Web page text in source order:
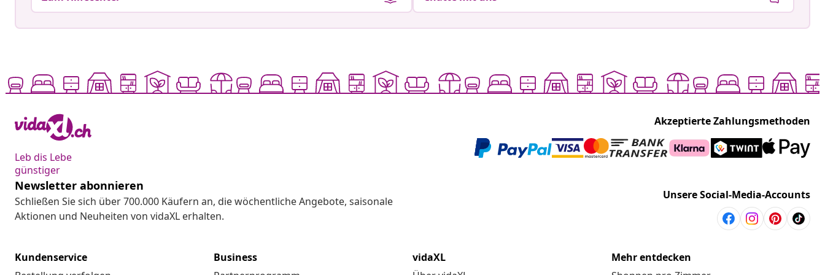
Leb dis Lebe
günstiger
Akzeptierte Zahlungsmethoden
Newsletter abonnieren
Schließen Sie sich über 700.000 Käufern an, die wöchentliche Angebote, saisonale
Aktionen und Neuheiten von vidaXL erhalten.
Unsere Social-Media-Accounts
Kundenservice
Business
vidaXL
Mehr entdecken